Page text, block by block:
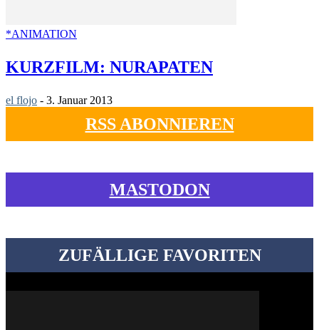
*ANIMATION
KURZFILM: NURAPATEN
el flojo - 3. Januar 2013
RSS ABONNIEREN
MASTODON
ZUFÄLLIGE FAVORITEN